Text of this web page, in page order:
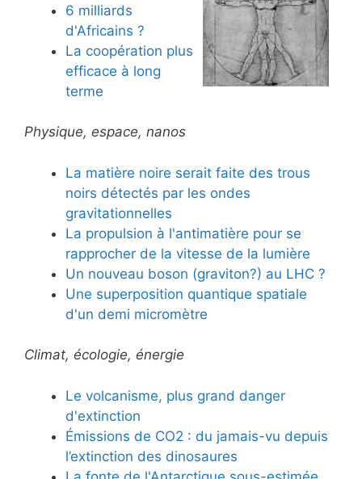
6 milliards
d'Africains ?
La coopération plus
efficace à long
terme
Physique, espace, nanos
La matière noire serait faite des trous
noirs détectés par les ondes
gravitationnelles
La propulsion à l'antimatière pour se
rapprocher de la vitesse de la lumière
Un nouveau boson (graviton?) au LHC ?
Une superposition quantique spatiale
d'un demi micromètre
Climat, écologie, énergie
Le volcanisme, plus grand danger
d'extinction
Émissions de CO2 : du jamais-vu depuis
l’extinction des dinosaures